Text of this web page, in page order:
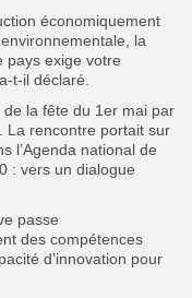
économiquement
la
pays exige votre
t-il déclaré.
de la fête du 1er mai par
La rencontre portait sur
l’Agenda national de
: vers un dialogue
passe
des compétences
d’innovation pour